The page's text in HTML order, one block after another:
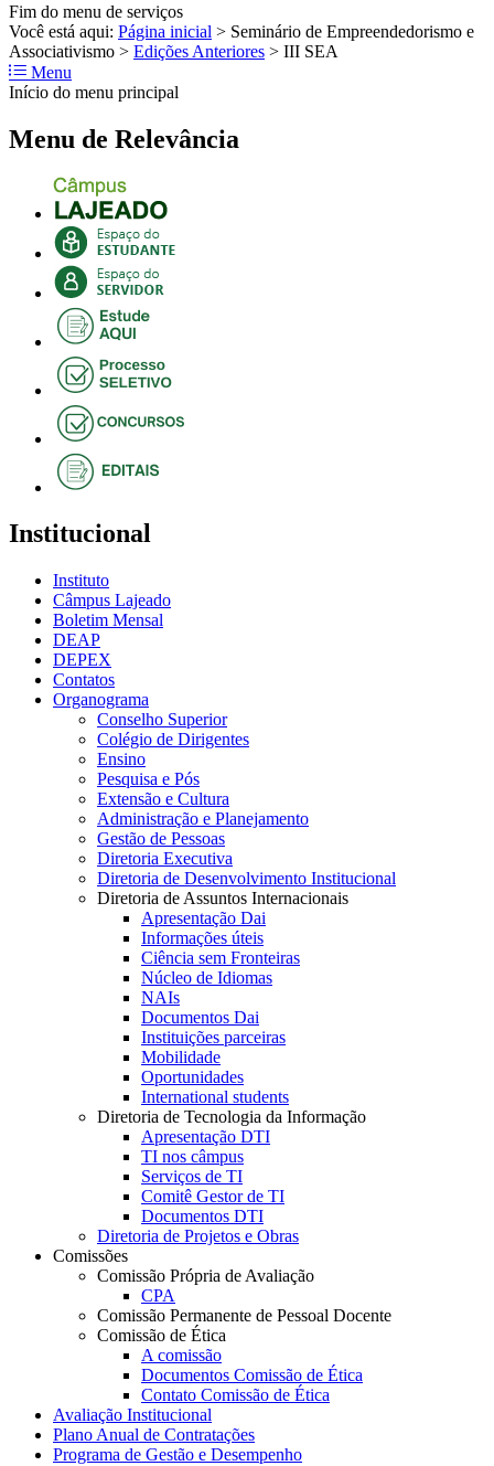
Fim do menu de serviços
Você está aqui: Página inicial > Seminário de Empreendedorismo e
Associativismo > Edições Anteriores > III SEA
Menu
Início do menu principal
Menu de Relevância
Institucional
Instituto
Câmpus Lajeado
Boletim Mensal
DEAP
DEPEX
Contatos
Organograma
Conselho Superior
Colégio de Dirigentes
Ensino
Pesquisa e Pós
Extensão e Cultura
Administração e Planejamento
Gestão de Pessoas
Diretoria Executiva
Diretoria de Desenvolvimento Institucional
Diretoria de Assuntos Internacionais
Apresentação Dai
Informações úteis
Ciência sem Fronteiras
Núcleo de Idiomas
NAIs
Documentos Dai
Instituições parceiras
Mobilidade
Oportunidades
International students
Diretoria de Tecnologia da Informação
Apresentação DTI
TI nos câmpus
Serviços de TI
Comitê Gestor de TI
Documentos DTI
Diretoria de Projetos e Obras
Comissões
Comissão Própria de Avaliação
CPA
Comissão Permanente de Pessoal Docente
Comissão de Ética
A comissão
Documentos Comissão de Ética
Contato Comissão de Ética
Avaliação Institucional
Plano Anual de Contratações
Programa de Gestão e Desempenho